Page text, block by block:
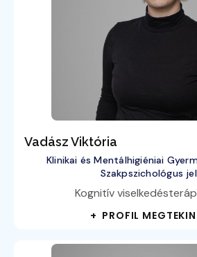
Vadász Viktória
Klinikai és Mentálhigiéniai
Szakpszichológus
Kognitív
+ PROFIL